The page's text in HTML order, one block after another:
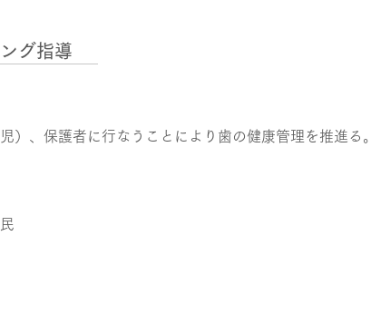
グ指導
）、保護者に行なうことにより歯の健康管理を推進る。